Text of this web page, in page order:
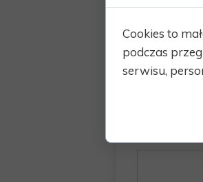
Twój e-mail:
Cookies to
podczas
serwisu,